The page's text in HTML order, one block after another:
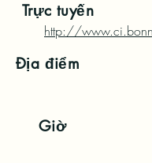
Trực tuyến
http://
Địa điểm
Giờ